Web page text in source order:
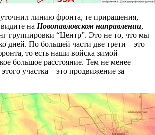
линию фронта, те приращения,
на Новопавловском направлении, –
группировки “Центр”. Это не то, что мы
дней. По большей части две трети – это
то есть наши войска зимой
большое расстояние. Тем не менее
этого участка – это продвижение за